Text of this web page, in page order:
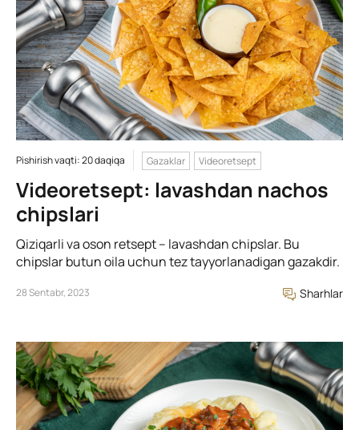
Pishirish vaqti: 20 daqiqa Gazaklar Videoretsept
Videoretsept: lavashdan nachos
chipslari
Qiziqarli va oson retsept – lavashdan chipslar. Bu
chipslar butun oila uchun tez tayyorlanadigan gazakdir.
28 Sentabr, 2023 Sharhlar